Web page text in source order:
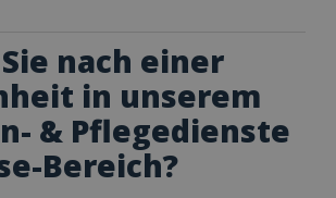
nach einer
in unserem
& Pflegedienste
Bereich?